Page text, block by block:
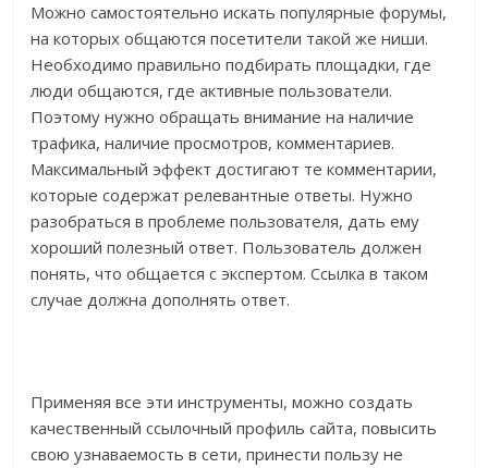
Можно самостоятельно искать популярные форумы,
на которых общаются посетители такой же ниши.
Необходимо правильно подбирать площадки, где
люди общаются, где активные пользователи.
Поэтому нужно обращать внимание на наличие
трафика, наличие просмотров, комментариев.
Максимальный эффект достигают те комментарии,
которые содержат релевантные ответы. Нужно
разобраться в проблеме пользователя, дать ему
хороший полезный ответ. Пользователь должен
понять, что общается с экспертом. Ссылка в таком
случае должна дополнять ответ.
Применяя все эти инструменты, можно создать
качественный ссылочный профиль сайта, повысить
свою узнаваемость в сети, принести пользу не